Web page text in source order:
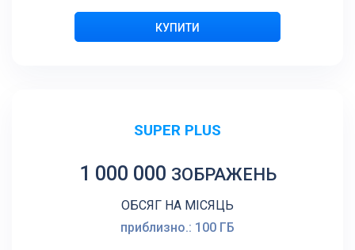
SUPER PLUS
1 000 000 ЗОБРАЖЕНЬ
ОБСЯГ НА МІСЯЦЬ
приблизно.: 100 ГБ